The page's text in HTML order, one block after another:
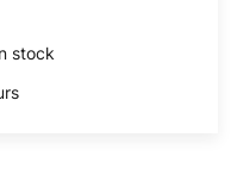
stock